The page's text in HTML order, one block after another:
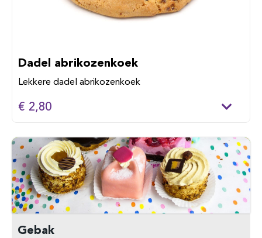
Dadel abrikozenkoek
Lekkere dadel abrikozenkoek
€ 2,80
Gebak